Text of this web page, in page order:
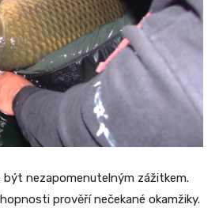
být nezapomenutelným zážitkem.
prověří nečekané okamžiky.